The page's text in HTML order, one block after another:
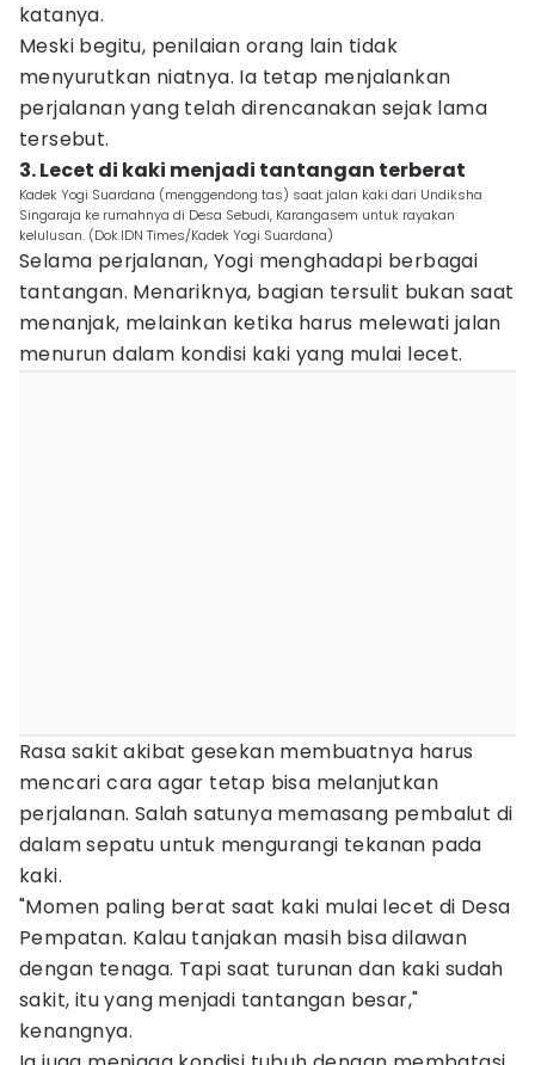
katanya.
Meski begitu, penilaian orang lain tidak
menyurutkan niatnya. Ia tetap menjalankan
perjalanan yang telah direncanakan sejak lama
tersebut.
3. Lecet di kaki menjadi tantangan terberat
Kadek Yogi Suardana (menggendong tas) saat jalan kaki dari Undiksha
Singaraja ke rumahnya di Desa Sebudi, Karangasem untuk rayakan
kelulusan. (Dok.IDN Times/Kadek Yogi Suardana)
Selama perjalanan, Yogi menghadapi berbagai
tantangan. Menariknya, bagian tersulit bukan saat
menanjak, melainkan ketika harus melewati jalan
menurun dalam kondisi kaki yang mulai lecet.
Rasa sakit akibat gesekan membuatnya harus
mencari cara agar tetap bisa melanjutkan
perjalanan. Salah satunya memasang pembalut di
dalam sepatu untuk mengurangi tekanan pada
kaki.
"Momen paling berat saat kaki mulai lecet di Desa
Pempatan. Kalau tanjakan masih bisa dilawan
dengan tenaga. Tapi saat turunan dan kaki sudah
sakit, itu yang menjadi tantangan besar,"
kenangnya.